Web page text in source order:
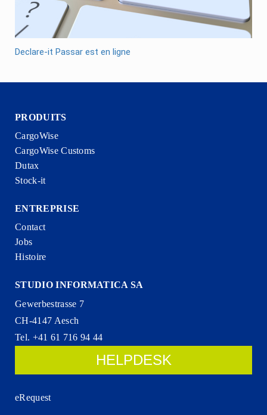
Declare-it Passar est en ligne
PRODUITS
CargoWise
CargoWise Customs
Dutax
Stock-it
ENTREPRISE
Contact
Jobs
Histoire
STUDIO INFORMATICA SA
Gewerbestrasse 7
CH-4147 Aesch
Tel. +41 61 716 94 44
HELPDESK
eRequest